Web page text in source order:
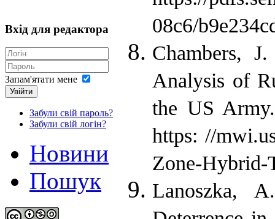
08c6/
Chambers,
Analysis of
the US
https: //
Zone-Hybrid-
Lanoszka,
Вхід для редактора
Запам'ятати мене
Увійти
Забули свій пароль?
Забули свій логін?
Новини
Пошук